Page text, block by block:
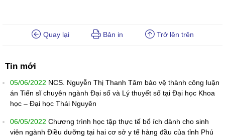
Quay lại Bản in Trở lên trên
Tin mới
05/06/2022 NCS. Nguyễn Thị Thanh Tâm bảo vệ thành công luận
án Tiến sĩ chuyên ngành Đại số và Lý thuyết số tại Đại học Khoa
học – Đại học Thái Nguyên
06/05/2022 Chương trình học tập thực tế bổ ích dành cho sinh
viên ngành Điều dưỡng tại hai cơ sở y tế hàng đầu của tỉnh Phú